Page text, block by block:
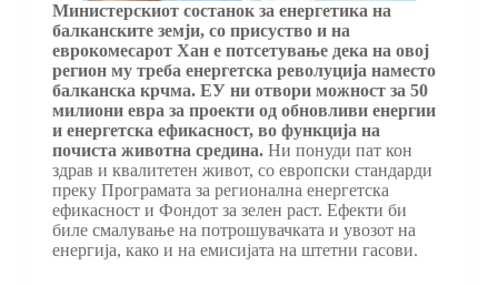
Министерскиот состанок за енергетика на
балканските земји, со присуство и на
еврокомесарот Хан е потсетување дека на овој
регион му треба енергетска револуција наместо
балканска крчма. ЕУ ни отвори можност за 50
милиони евра за проекти од обновливи енергии
и енергетска ефикасност, во функција на
почиста животна средина.Ни понуди пат кон
здрав и квалитетен живот, со европски стандарди
преку Програмата за регионална енергетска
ефикасност и Фондот за зелен раст. Ефекти би
биле смалување на потрошувачката и увозот на
енергија, како и на емисијата на штетни гасови.